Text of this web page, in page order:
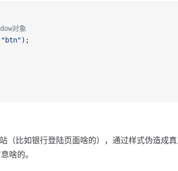
对象
"btn");
（比如银行登陆页面啥的），通过样式伪造成
啥的。